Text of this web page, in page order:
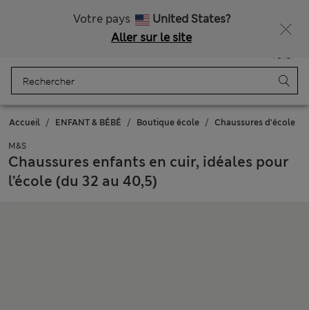
Votre pays
United States?
Aller sur le site
Panier
Accueil ENFANT & BÉBÉ Boutique école Chaussures d’école
M&S
Chaussures enfants en cuir, idéales pour
l’école (du 32 au 40,5)